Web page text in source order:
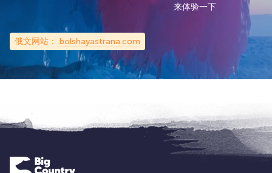
来体验一下
俄文网站： bolshayastrana.com